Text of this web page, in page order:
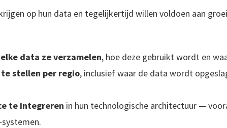
op hun data en tegelijkertijd willen voldoen aan
data ze verzamelen, hoe deze gebruikt wordt en
stellen per regio, inclusief waar de data wordt
te integreren in hun technologische architectuur —